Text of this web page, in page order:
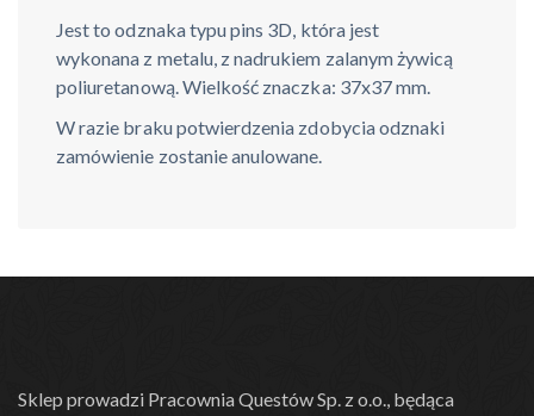
Jest to odznaka typu pins 3D, która jest
wykonana z metalu, z nadrukiem zalanym żywicą
poliuretanową. Wielkość znaczka: 37x37 mm.
W razie braku potwierdzenia zdobycia odznaki
zamówienie zostanie anulowane.
Sklep prowadzi Pracownia Questów Sp. z o.o., będąca